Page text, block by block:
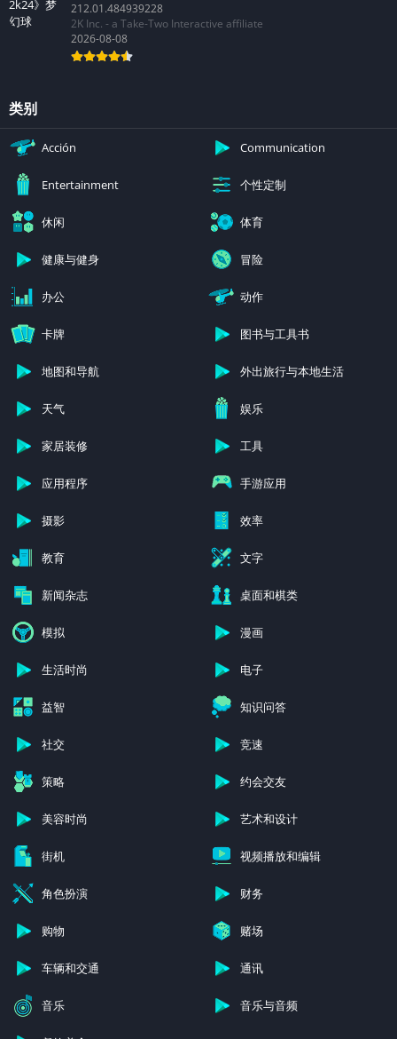
212.01.484939228
2K Inc. - a Take-Two Interactive affiliate
2026-08-08
类别
Acción Communication
Entertainment 个性定制
休闲 体育
健康与健身 冒险
办公 动作
卡牌 图书与工具书
地图和导航 外出旅行与本地生活
天气 娱乐
家居装修 工具
应用程序 手游应用
摄影 效率
教育 文字
新闻杂志 桌面和棋类
模拟 漫画
生活时尚 电子
益智 知识问答
社交 竞速
策略 约会交友
美容时尚 艺术和设计
街机 视频播放和编辑
角色扮演 财务
购物 赌场
车辆和交通 通讯
音乐 音乐与音频